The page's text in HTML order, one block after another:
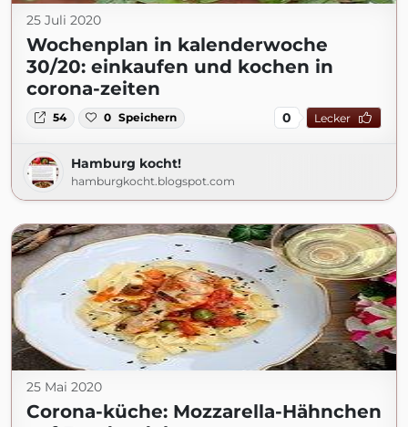
25 Juli 2020
Wochenplan in kalenderwoche
30/20: einkaufen und kochen in
corona-zeiten
54 0 Speichern 0 Lecker
Hamburg kocht!
hamburgkocht.blogspot.com
25 Mai 2020
Corona-küche: Mozzarella-Hähnchen